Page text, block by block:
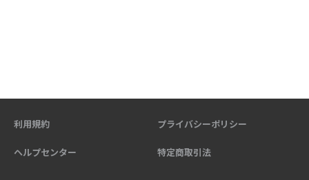
利用規約 プライバシーポリシー
ヘルプセンター 特定商取引法